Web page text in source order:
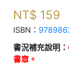
NT$ 159
ISBN：
書況補充說明：
書章。